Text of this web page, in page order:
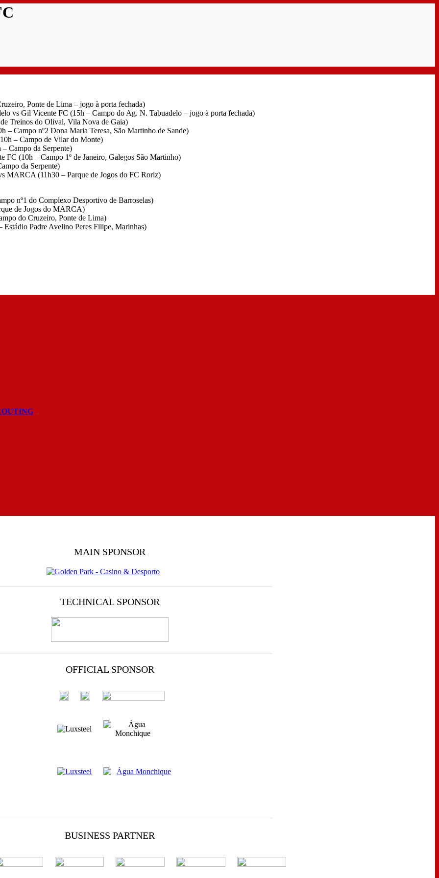
Ponte de Lima – jogo à porta fechada)
vs Gil Vicente FC (15h – Campo do Ag. N. Tabuadelo – jogo à porta fechada)
Treinos do Olival, Vila Nova de Gaia)
Campo nº2 Dona Maria Teresa, São Martinho de Sande)
– Campo de Vilar do Monte)
Campo da Serpente)
FC (10h – Campo 1º de Janeiro, Galegos São Martinho)
da Serpente)
MARCA (11h30 – Parque de Jogos do FC Roriz)
nº1 do Complexo Desportivo de Barroselas)
de Jogos do MARCA)
do Cruzeiro, Ponte de Lima)
Padre Avelino Peres Filipe, Marinhas)
MAIN SPONSOR
TECHNICAL SPONSOR
OFFICIAL SPONSOR
BUSINESS PARTNER